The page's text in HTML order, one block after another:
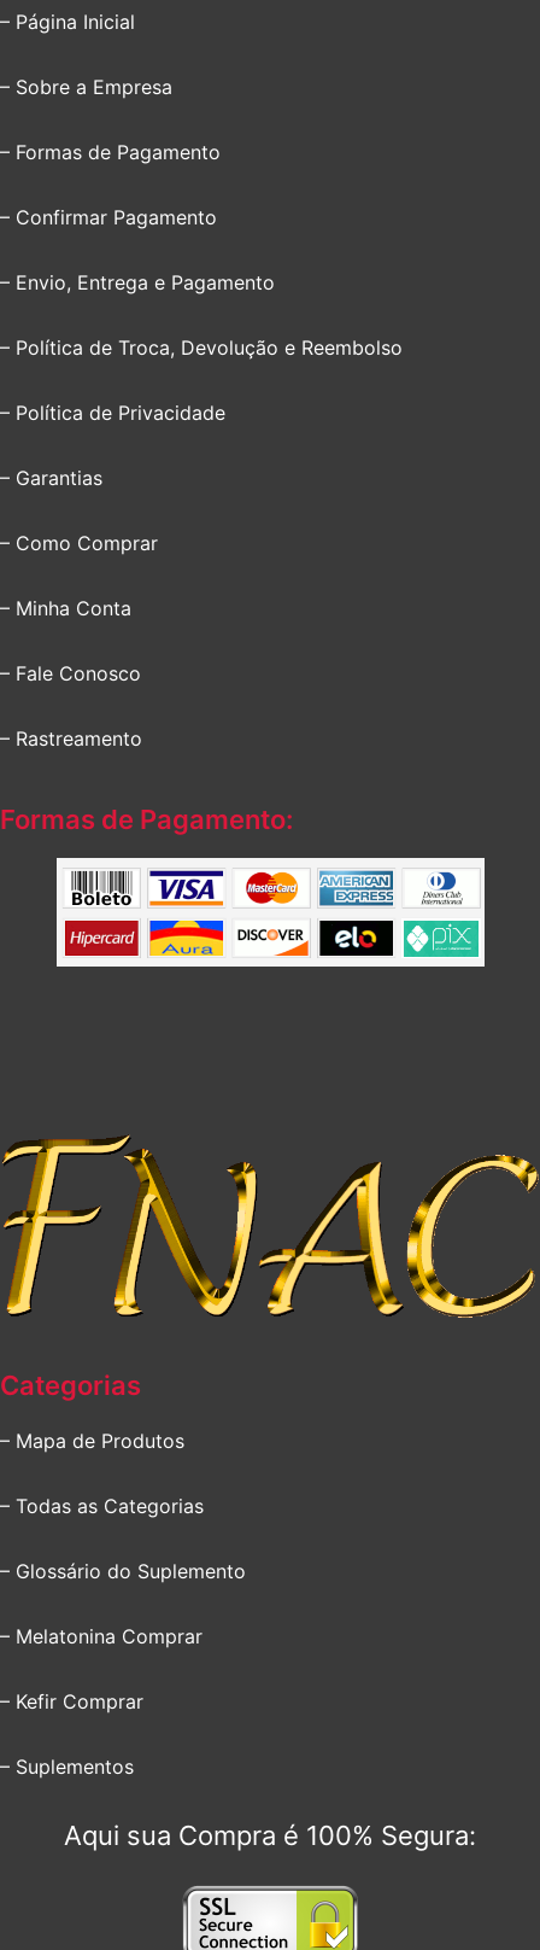
– Página Inicial
– Sobre a Empresa
– Formas de Pagamento
– Confirmar Pagamento
– Envio, Entrega e Pagamento
– Política de Troca, Devolução e Reembolso
– Política de Privacidade
– Garantias
– Como Comprar
– Minha Conta
– Fale Conosco
– Rastreamento
Formas de Pagamento:
Categorias
– Mapa de Produtos
– Todas as Categorias
– Glossário do Suplemento
– Melatonina Comprar
– Kefir Comprar
– Suplementos
Aqui sua Compra é 100% Segura: